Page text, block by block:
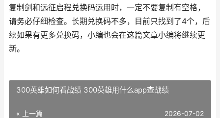
复制剑和远征启程兑换码运用时，一定不要复制有空格，
请务必仔细检查。长期兑换码不多，目前只找到了4个，后
续如果有更多兑换码，小编也会在这篇文章小编将继续更
新。
300英雄如何看战绩 300英雄用什么app查战绩
« 上一篇 2026-07-02